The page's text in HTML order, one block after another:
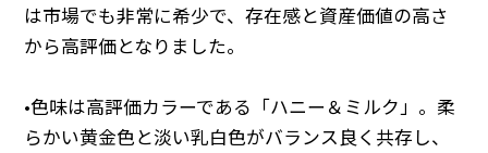
は市場でも非常に希少で、存在感と資産価値の高さ
から高評価となりました。
•色味は高評価カラーである「ハニー＆ミルク」。柔
らかい黄金色と淡い乳白色がバランス良く共存し、